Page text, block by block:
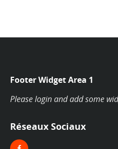
Footer Widget Area 1
Please login and add some
Réseaux Sociaux